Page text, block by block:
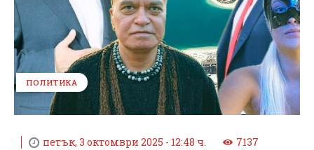
ПОЛИТИКА
петък, 3 октомври 2025 - 12:48 ч. 7137